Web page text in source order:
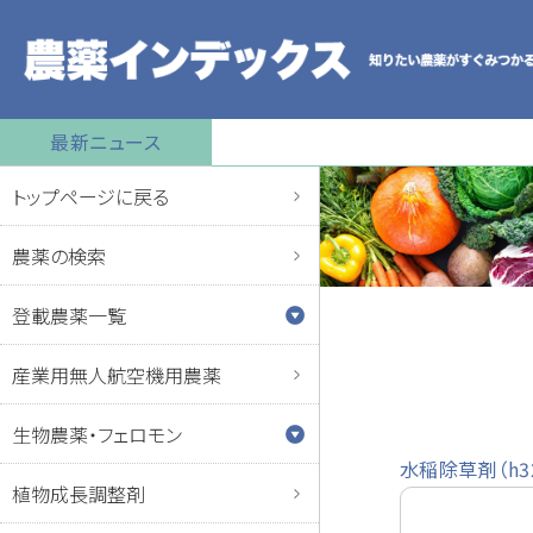
最新ニュース
トップページに戻る
農薬の検索
登載農薬一覧
産業用無人航空機用農薬
生物農薬・フェロモン
植物成長調整剤
水稲除草剤（